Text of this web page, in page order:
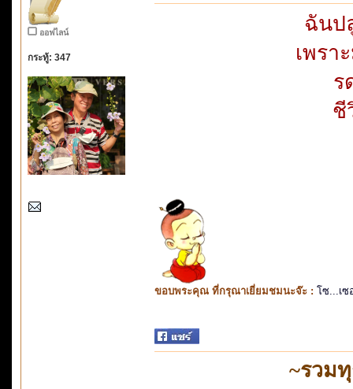
ออฟไลน์
กระทู้: 347
ฉันป
เพรา
ร
ชี
ขอบพระคุณ ที่กรุณาเยี่ยมชมนะจ๊ะ : โซ...เซ
~รวม